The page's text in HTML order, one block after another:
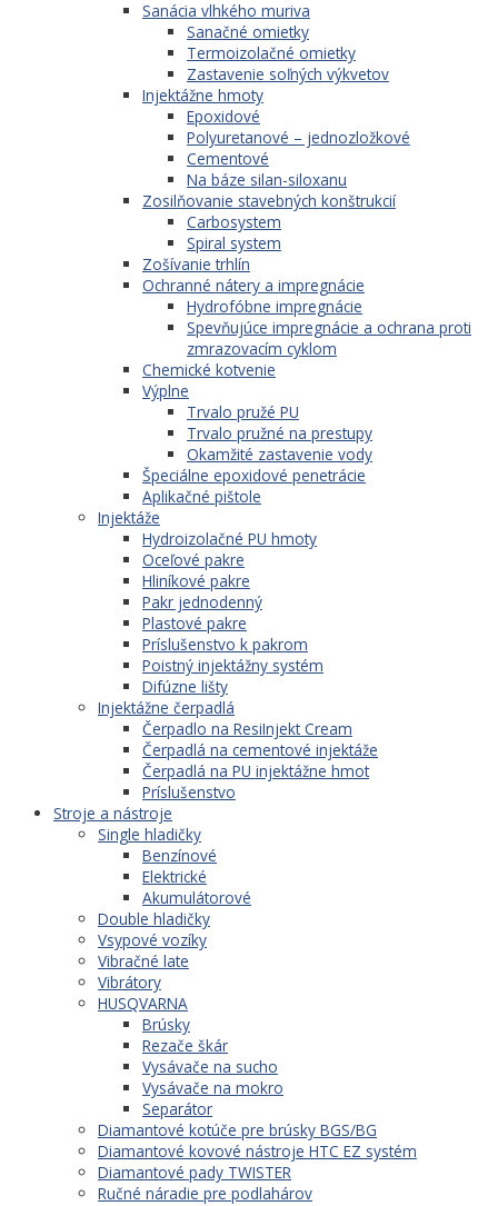
Sanácia vlhkého muriva
Sanačné omietky
Termoizolačné omietky
Zastavenie soľných výkvetov
Injektážne hmoty
Epoxidové
Polyuretanové – jednozložkové
Cementové
Na báze silan-siloxanu
Zosilňovanie stavebných konštrukcií
Carbosystem
Spiral system
Zošívanie trhlín
Ochranné nátery a impregnácie
Hydrofóbne impregnácie
Spevňujúce impregnácie a ochrana proti
zmrazovacím cyklom
Chemické kotvenie
Výplne
Trvalo pružé PU
Trvalo pružné na prestupy
Okamžité zastavenie vody
Špeciálne epoxidové penetrácie
Aplikačné pištole
Injektáže
Hydroizolačné PU hmoty
Oceľové pakre
Hliníkové pakre
Pakr jednodenný
Plastové pakre
Príslušenstvo k pakrom
Poistný injektážny systém
Difúzne lišty
Injektážne čerpadlá
Čerpadlo na ResiInjekt Cream
Čerpadlá na cementové injektáže
Čerpadlá na PU injektážne hmot
Príslušenstvo
Stroje a nástroje
Single hladičky
Benzínové
Elektrické
Akumulátorové
Double hladičky
Vsypové vozíky
Vibračné late
Vibrátory
HUSQVARNA
Brúsky
Rezače škár
Vysávače na sucho
Vysávače na mokro
Separátor
Diamantové kotúče pre brúsky BGS/BG
Diamantové kovové nástroje HTC EZ systém
Diamantové pady TWISTER
Ručné náradie pre podlahárov